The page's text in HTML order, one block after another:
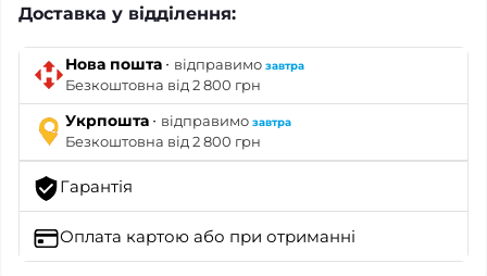
Доставка у відділення:
Нова пошта · відправимо завтра
Безкоштовна від 2 800 грн
Укрпошта · відправимо завтра
Безкоштовна від 2 800 грн
Гарантія
Оплата картою або при отриманні